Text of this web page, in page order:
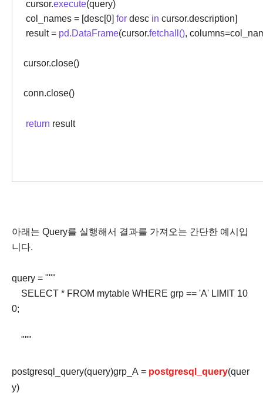
cursor.execute(query)
col_names = [desc[0] for desc in cursor.description]
result = pd.DataFrame(cursor.fetchall(),
cursor.close()
conn.close()
return result
아래는 Query를 실행해서 결과를 가져오는 간단한 예시입
니다.
query = """
SELECT * FROM mytable WHERE grp == 'A' LIMIT 10
0;
"""
postgresql_query(query)grp_A = postgresql_query(quer
y)